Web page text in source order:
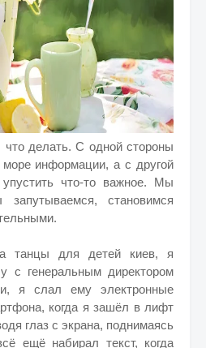
делать. С одной стороны
информации, а с другой
что-то важное. Мы
становимся
танцы для детей киев, я
с генеральным директором
я слал ему электронные
когда я зашёл в лифт
глаз с экрана, поднимаясь
ещё набирал текст, когда